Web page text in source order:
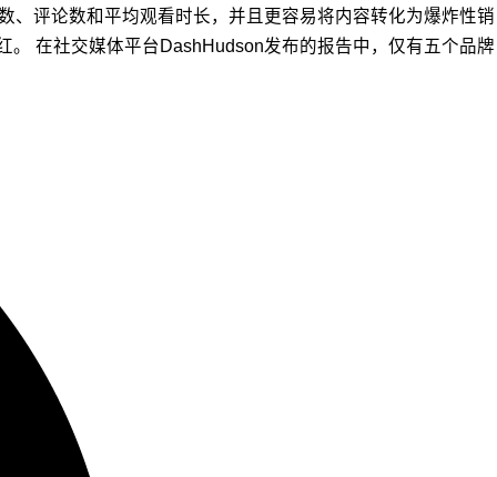
、评论数和平均观看时长，并且更容易将内容转化为爆炸性销
。 在社交媒体平台DashHudson发布的报告中，仅有五个品牌